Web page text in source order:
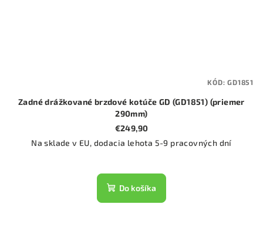
Zadné drážkované brzdové kotúče GD (GD1851) (priemer
290mm)
€249,90
Na sklade v EU, dodacia lehota 5-9 pracovných dní
Do košíka
KÓD:GD1851